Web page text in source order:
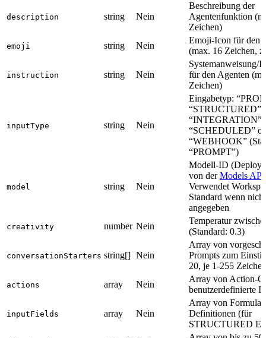
description string Nein
Beschreibung der
Agentenfunktion
Zeichen)
emoji string Nein
Emoji-Icon für den
(max. 16 Zeichen,
instruction string Nein
Systemanweisung/
für den Agenten
Zeichen)
inputType string Nein
Eingabetyp:
“STRUCTURED”,
“INTEGRATION”,
“SCHEDULED”
“WEBHOOK”
“PROMPT”)
model string Nein
Modell-ID
von derModels API
Verwendet
Standard wenn nicht
angegeben
creativity number Nein
Temperatur
(Standard: 0.3)
conversationStarters string[] Nein
Array von
Prompts zum
20, je 1-255
actions array Nein
Array von Action-
benutzerdefinierte
inputFields array Nein
Array von
Definitionen (für
STRUCTURED